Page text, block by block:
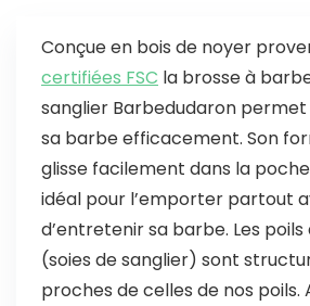
Conçue en bois de noyer
certifiées FSC la brosse à
sanglier Barbedudaron
sa barbe efficacement. Son
glisse facilement dans la
idéal pour l’emporter partout
d’entretenir sa barbe. Les
(soies de sanglier) sont
proches de celles de nos poils.